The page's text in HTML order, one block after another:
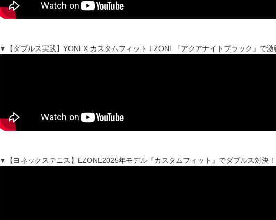
▼【ダブルス実践】YONEX カスタムフィット EZONE『アクアナイトブラック』で激
▼【ヨネックステニス】EZONE2025年モデル『カスタムフィット』でダブルス対決